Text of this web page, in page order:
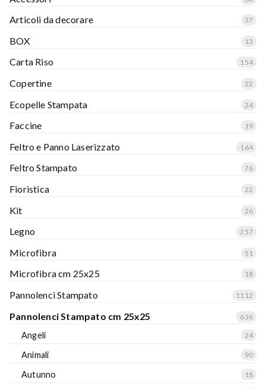
Articoli da decorare 37
BOX 13
Carta Riso 154
Copertine 22
Ecopelle Stampata 24
Faccine 19
Feltro e Panno Laserizzato 164
Feltro Stampato 76
Fioristica 22
Kit 26
Legno 257
Microfibra 51
Microfibra cm 25x25 18
Pannolenci Stampato 1112
Pannolenci Stampato cm 25x25 636
Angeli 24
Animali 90
Autunno 18